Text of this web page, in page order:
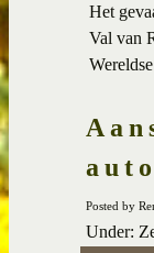
Het
Val van
Posted by
Under: